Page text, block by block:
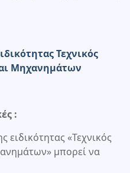
Τεχνικός
Μηχανημάτων
:
«Τεχνικός
μπορεί να